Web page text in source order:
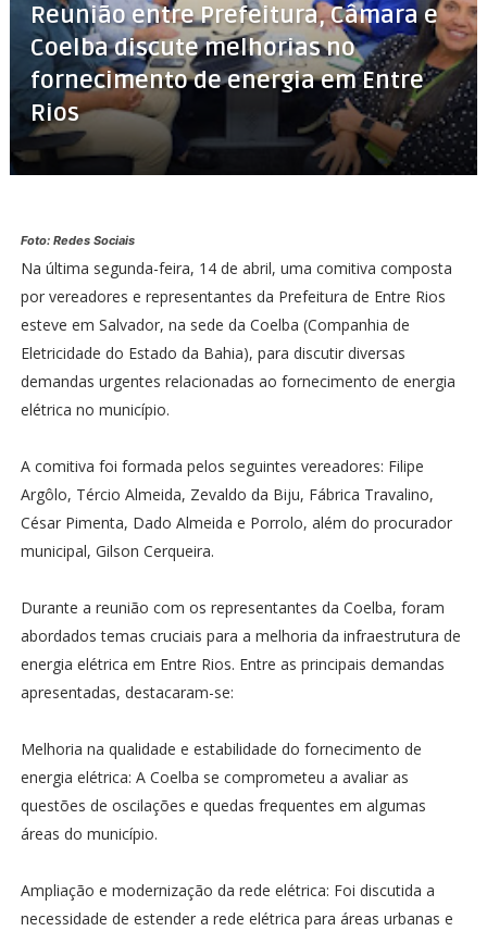
Reunião entre Prefeitura, Câmara e
Coelba discute melhorias no
fornecimento de energia em Entre
Rios
Foto: Redes Sociais
Na última segunda-feira, 14 de abril, uma comitiva composta
por vereadores e representantes da Prefeitura de Entre Rios
esteve em Salvador, na sede da Coelba (Companhia de
Eletricidade do Estado da Bahia), para discutir diversas
demandas urgentes relacionadas ao fornecimento de energia
elétrica no município.
A comitiva foi formada pelos seguintes vereadores: Filipe
Argôlo, Tércio Almeida, Zevaldo da Biju, Fábrica Travalino,
César Pimenta, Dado Almeida e Porrolo, além do procurador
municipal, Gilson Cerqueira.
Durante a reunião com os representantes da Coelba, foram
abordados temas cruciais para a melhoria da infraestrutura de
energia elétrica em Entre Rios. Entre as principais demandas
apresentadas, destacaram-se:
Melhoria na qualidade e estabilidade do fornecimento de
energia elétrica: A Coelba se comprometeu a avaliar as
questões de oscilações e quedas frequentes em algumas
áreas do município.
Ampliação e modernização da rede elétrica: Foi discutida a
necessidade de estender a rede elétrica para áreas urbanas e